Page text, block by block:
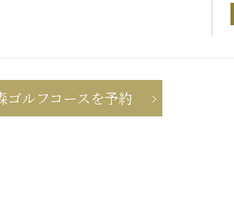
ゴルフコースを予約